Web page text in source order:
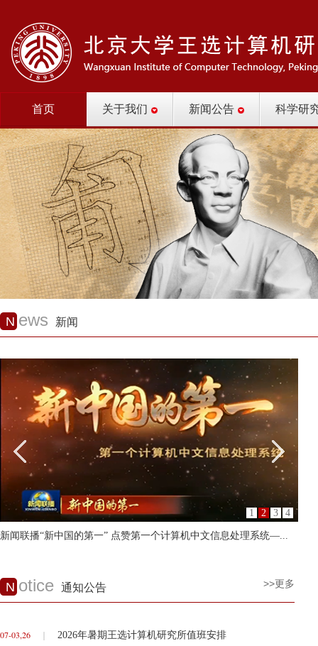
首页 关于我们 新闻公告 科学研
N ews 新闻
1 2 3 4
新闻联播“新中国的第一” 点赞第一个计算机中文信息处理系统—...
>>更多
N otice 通知公告
07-03,26 2026年暑期王选计算机研究所值班安排